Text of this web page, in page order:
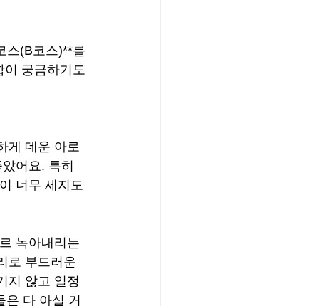
스(B코스)**를
이 궁금하기도
게 데운 아로
어요. 특히
너무 세지도
녹아내리는
로 부드러운
지 않고 일정
은 다 아실 거